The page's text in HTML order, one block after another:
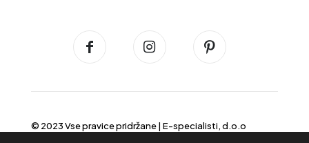
© 2023 Vse pravice pridržane | E-specialisti, d.o.o